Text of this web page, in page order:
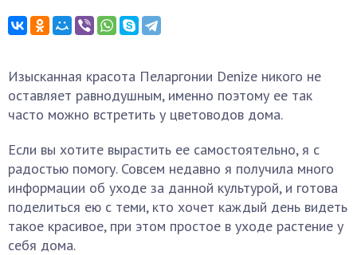
Изысканная красота Пеларгонии Denize никого не
оставляет равнодушным, именно поэтому ее так
часто можно встретить у цветоводов дома.
Если вы хотите вырастить ее самостоятельно, я с
радостью помогу. Совсем недавно я получила много
информации об уходе за данной культурой, и готова
поделиться ею с теми, кто хочет каждый день видеть
такое красивое, при этом простое в уходе растение у
себя дома.